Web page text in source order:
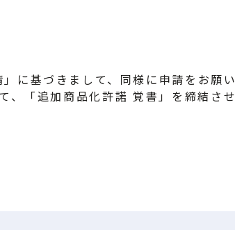
に基づきまして、同様に申請をお願い
、「追加商品化許諾 覚書」を締結させ